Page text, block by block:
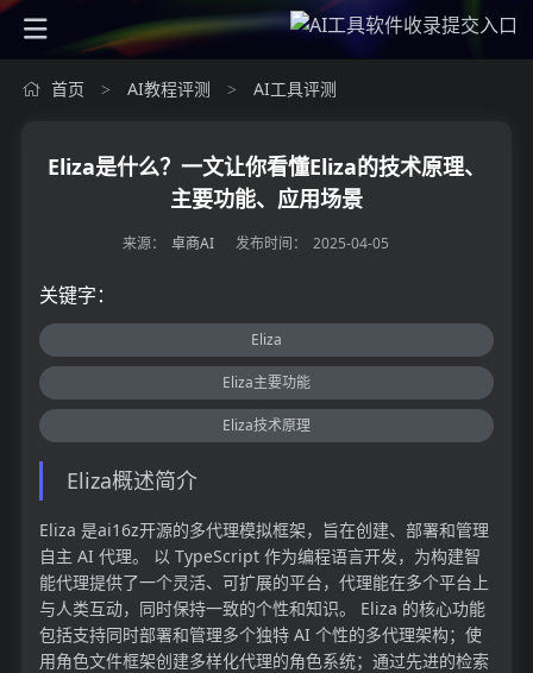
首页 > AI教程评测 > AI工具评测
Eliza是什么？一文让你看懂Eliza的技术原理、
主要功能、应用场景
来源： 卓商AI 发布时间： 2025-04-05
关键字：
Eliza
Eliza主要功能
Eliza技术原理
Eliza概述简介
Eliza 是ai16z开源的多代理模拟框架，旨在创建、部署和管理
自主 AI 代理。 以 TypeScript 作为编程语言开发，为构建智
能代理提供了一个灵活、可扩展的平台，代理能在多个平台上
与人类互动，同时保持一致的个性和知识。 Eliza 的核心功能
包括支持同时部署和管理多个独特 AI 个性的多代理架构；使
用角色文件框架创建多样化代理的角色系统；通过先进的检索